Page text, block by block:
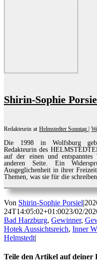
Shirin-Sophie
Redakteurin at Helmstedter Sonntag
Die 1998 in Wolfsburg
Redakteurin des
auf der einen und
anderen Seite. Ein
Ausgeglichenheit in ihrer
Themen, was sie für die
Von Shirin-Sophie Porsiel|
24T14:05:02+01:0023/02/
Bad Harzburg, Gewinner,
Hotek Aussichtsreich, Inner
Helmstedt|
Teile den Artikel auf deiner